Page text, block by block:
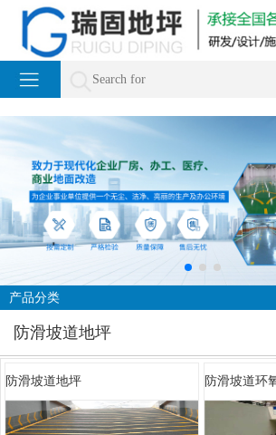
产品分类
防滑坡道地坪
防滑坡道地坪 防滑坡道环